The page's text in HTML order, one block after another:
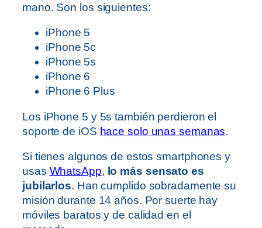
mano. Son los siguientes:
iPhone 5
iPhone 5c
iPhone 5s
iPhone 6
iPhone 6 Plus
Los iPhone 5 y 5s también perdieron el
soporte de iOS hace solo unas semanas.
Si tienes algunos de estos smartphones y
usas WhatsApp, lo más sensato es
jubilarlos. Han cumplido sobradamente su
misión durante 14 años. Por suerte hay
móviles baratos y de calidad en el